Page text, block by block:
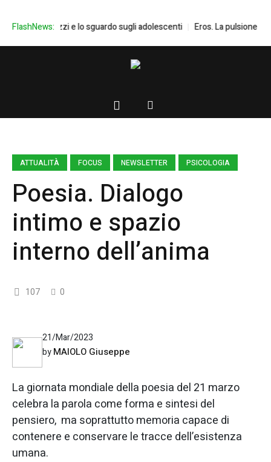
FlashNews:
Don Mazzi e lo sguardo sugli adolescenti Eros. La pulsione
ATTUALITÀ FOCUS NEWSLETTER PSICOLOGIA
Poesia. Dialogo
intimo e spazio
interno dell’anima
107 0
21/Mar/2023
byMAIOLO Giuseppe
La giornata mondiale della poesia del 21 marzo
celebra la parola come forma e sintesi del
pensiero, ma soprattutto memoria capace di
contenere e conservare le tracce dell’esistenza
umana.